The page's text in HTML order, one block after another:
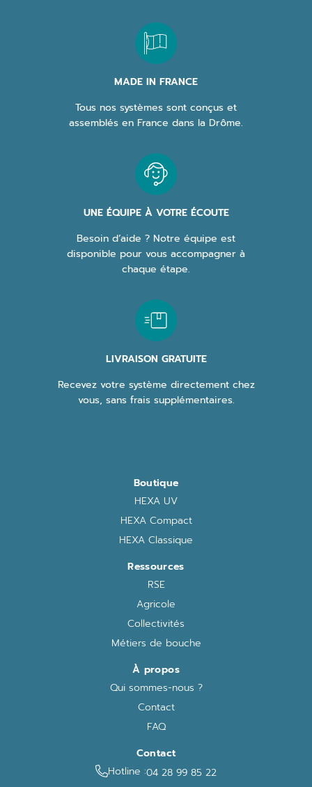
MADE IN FRANCE
Tous nos systèmes sont conçus et
assemblés en France dans la Drôme.
UNE ÉQUIPE À VOTRE ÉCOUTE
Besoin d’aide ? Notre équipe est
disponible pour vous accompagner à
chaque étape.
LIVRAISON GRATUITE
Recevez votre système directement chez
vous, sans frais supplémentaires.
Boutique
HEXA UV
HEXA Compact
HEXA Classique
Ressources
RSE
Agricole
Collectivités
Métiers de bouche
À propos
Qui sommes-nous ?
Contact
FAQ
Contact
Hotline :04 28 99 85 22